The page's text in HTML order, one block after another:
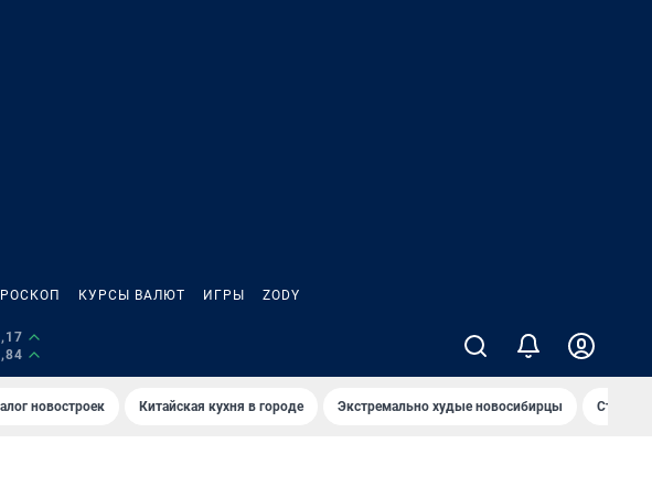
КУРСЫ ВАЛЮТ ИГРЫ ZODY
новостроек Китайская кухня в городе Экстремально худые новосибирцы Старт